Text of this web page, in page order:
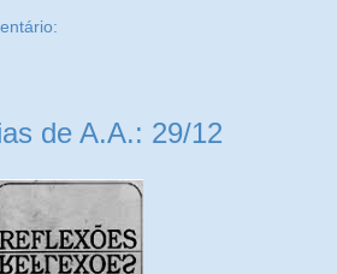
de A.A.: 29/12